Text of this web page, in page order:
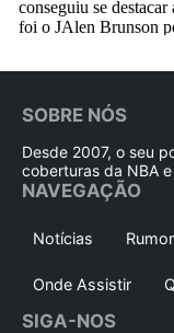
SOBRE NÓS
Desde 2007, o seu
coberturas da NBA
NAVEGAÇÃO
Notícias
Onde Assistir
SIGA-NOS